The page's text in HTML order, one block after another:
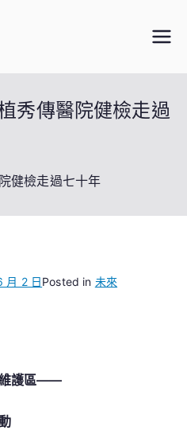
秀傳醫院健檢走過
健檢走過七十年
月 2 日Posted in 未來
維護區——